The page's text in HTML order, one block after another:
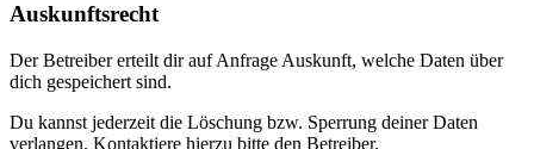
Auskunftsrecht
Der Betreiber erteilt dir auf Anfrage Auskunft, welche Daten über
dich gespeichert sind.
Du kannst jederzeit die Löschung bzw. Sperrung deiner Daten
verlangen. Kontaktiere hierzu bitte den Betreiber.